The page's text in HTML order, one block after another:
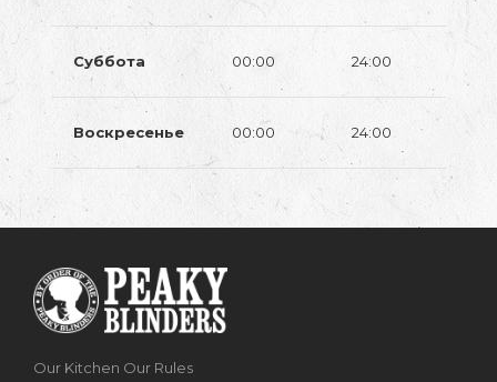
Суббота 00:00 24:00
Воскресенье 00:00 24:00
Our Kitchen Our Rules